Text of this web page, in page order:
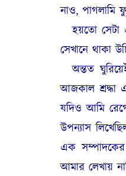
নাও, পাগলামি
হয়তো সেটা
সেখানে থাকা
অন্তত
আজকাল শ্রদ্ধা
যদিও আমি
উপন্যাস
এক সম্পাদকের
আমার লেখায়